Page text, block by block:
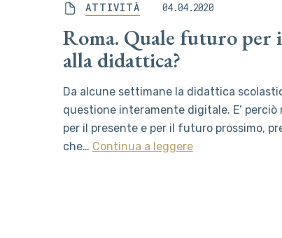
ATTIVITÀ 04.04.2020
Roma. Quale futuro per
alla didattica?
Da alcune settimane la didattica
questione interamente digitale. E’
per il presente e per il futuro prossimo,
che… Continua a leggere